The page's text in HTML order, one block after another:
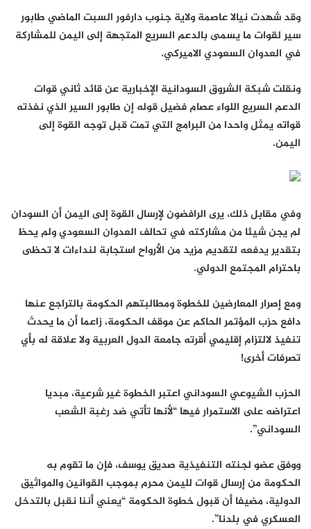
وقد شهدت نيالا عاصمة ولاية جنوب دارفور السبت الماضي طابور
سير لقوات ما يسمى بالدعم السريع المتجهة إلى اليمن للمشاركة
في العدوان السعودي الاميركي.
ونقلت شبكة الشروق السودانية الإخبارية عن قائد ثاني قوات
الدعم السريع اللواء عصام فضيل قوله إن طابور السير الذي نفذته
قواته يمثل واحدا من البرامج التي تمت قبل توجه القوة إلى
اليمن.
وفي مقابل ذلك، يرى الرافضون لإرسال القوة إلى اليمن أن السودان
لم يجن شيئا من مشاركته في تحالف العدوان السعودي ولم يحظ
بتقدير يدفعه لتقديم مزيد من الأرواح استجابة لنداءات لا تحظى
باحترام المجتمع الدولي.
ومع إصرار المعارضين للخطوة ومطالبتهم الحكومة بالتراجع عنها
دافع حزب المؤتمر الحاكم عن موقف الحكومة، زاعما أن ما يحدث
تنفيذ لالتزام إقليمي أقرته جامعة الدول العربية ولا علاقة له بأي
تصرفات أخرى!
الحزب الشيوعي السوداني اعتبر الخطوة غير شرعية، مبديا
اعتراضه على الاستمرار فيها “لأنها تأتي ضد رغبة الشعب
السوداني”.
ووفق عضو لجنته التنفيذية صديق يوسف، فإن ما تقوم به
الحكومة من إرسال قوات لليمن محرم بموجب القوانين والمواثيق
الدولية، مضيفا أن قبول خطوة الحكومة “يعني أننا نقبل بالتدخل
العسكري في بلدنا”.